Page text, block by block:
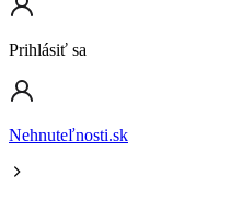
Prihlásiť sa
Nehnuteľnosti.sk